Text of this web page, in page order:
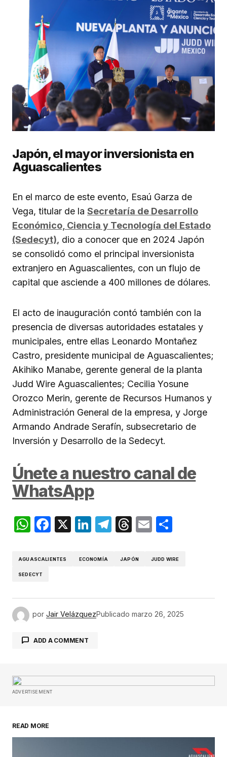
Japón, el mayor inversionista en
Aguascalientes
En el marco de este evento, Esaú Garza de
Vega, titular de la Secretaría de Desarrollo
Económico, Ciencia y Tecnología del Estado
(Sedecyt), dio a conocer que en 2024 Japón
se consolidó como el principal inversionista
extranjero en Aguascalientes, con un flujo de
capital que asciende a 400 millones de dólares.
El acto de inauguración contó también con la
presencia de diversas autoridades estatales y
municipales, entre ellas Leonardo Montañez
Castro, presidente municipal de Aguascalientes;
Akihiko Manabe, gerente general de la planta
Judd Wire Aguascalientes; Cecilia Yosune
Orozco Merin, gerente de Recursos Humanos y
Administración General de la empresa, y Jorge
Armando Andrade Serafín, subsecretario de
Inversión y Desarrollo de la Sedecyt.
Únete a nuestro canal de
WhatsApp
WhatsApp
Facebook
X LinkedIn
Telegram
Threads
Email
AGUASCALIENTES ECONOMÍA JAPÓN JUDD WIRE
SEDECYT
por Jair VelázquezPublicado marzo 26, 2025
ADD A COMMENT
Tu dirección de correo electrónico no será
publicada.
ADVERTISEMENT
READ MORE